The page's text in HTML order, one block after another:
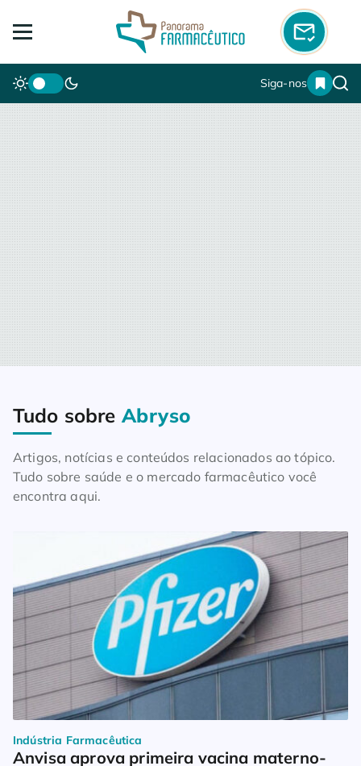
Siga-nos
Home Blog Tudo sobre Abryso
Tudo sobre Abryso
Artigos, notícias e conteúdos relacionados ao tópico.
Tudo sobre saúde e o mercado farmacêutico você
encontra aqui.
Indústria Farmacêutica
Anvisa aprova primeira vacina materno-